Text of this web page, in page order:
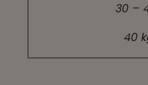
30 –
40